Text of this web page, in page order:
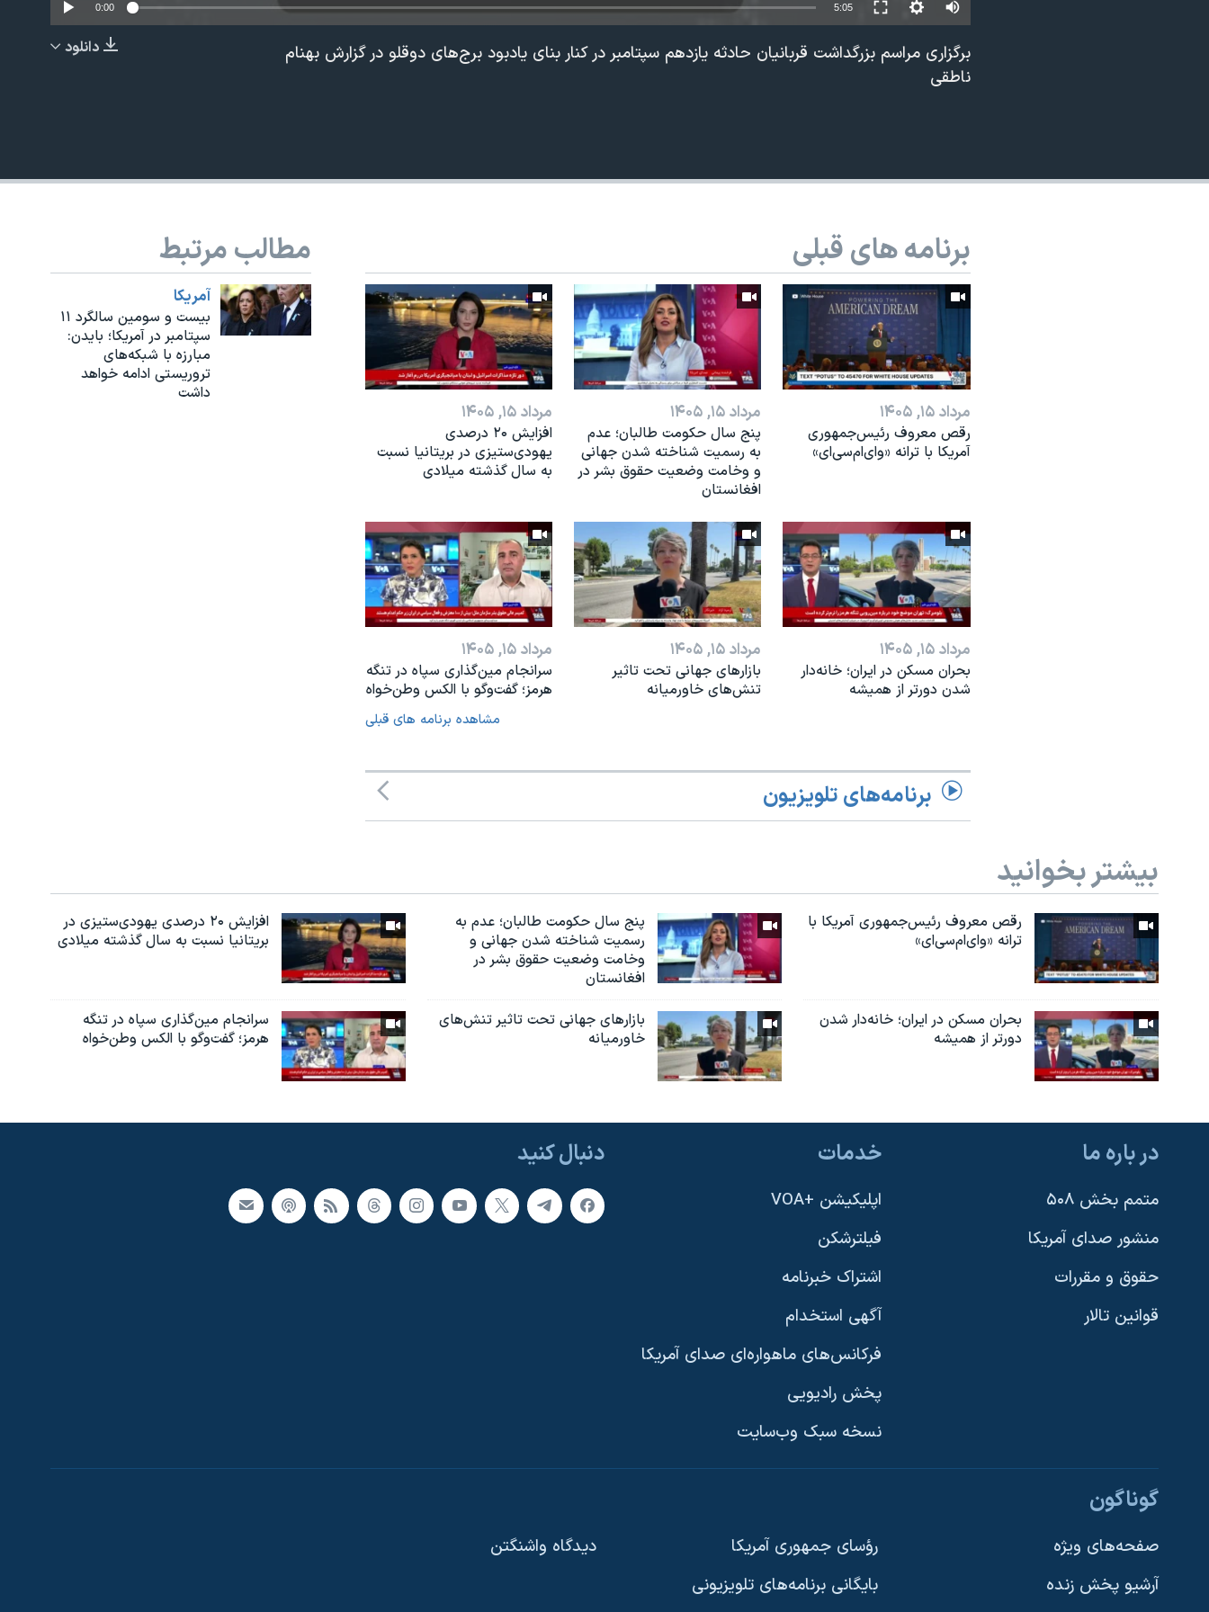
دنبال کنید
زبانهای مختلف
EMBED
0:00 5:05
دانلود
برگزاری مراسم بزرگداشت قربانیان حادثه یازدهم سپتامبر در کنار بنای یادبود برج‌های دوقلو در گزارش بهنام
ناطقی
مطالب مرتبط
آمريکا
بیست و سومین سالگرد ۱۱
سپتامبر در آمریکا؛ بایدن:
مبارزه با شبکه‌های
تروریستی ادامه خواهد
داشت
برنامه های قبلی
مرداد ۱۵, ۱۴۰۵
رقص معروف رئیس‌جمهوری
آمریکا با ترانه «وای‌ام‌سی‌ای»
مرداد ۱۵, ۱۴۰۵
پنج سال حکومت طالبان؛ عدم
به رسمیت شناخته شدن جهانی
و وخامت وضعیت حقوق بشر در
افغانستان
مرداد ۱۵, ۱۴۰۵
افزایش ۲۰ درصدی
یهودی‌ستیزی در بریتانیا نسبت
به سال گذشته میلادی
مرداد ۱۵, ۱۴۰۵
بحران مسکن در ایران؛ خانه‌دار
شدن دورتر از همیشه
مرداد ۱۵, ۱۴۰۵
بازارهای جهانی تحت تاثیر
تنش‌های خاورمیانه
مرداد ۱۵, ۱۴۰۵
سرانجام مین‌گذاری‌ سپاه در تنگه
هرمز؛ گفت‌وگو با الکس وطن‌خواه
مشاهده برنامه های قبلی
برنامه‌های تلویزیون
بیشتر بخوانید
رقص معروف رئیس‌جمهوری آمریکا با
ترانه «وای‌ام‌سی‌ای»
پنج سال حکومت طالبان؛ عدم به
رسمیت شناخته شدن جهانی و
وخامت وضعیت حقوق بشر در
افغانستان
افزایش ۲۰ درصدی یهودی‌ستیزی در
بریتانیا نسبت به سال گذشته میلادی
بحران مسکن در ایران؛ خانه‌دار شدن
دورتر از همیشه
بازارهای جهانی تحت تاثیر تنش‌های
خاورمیانه
سرانجام مین‌گذاری‌ سپاه در تنگه
هرمز؛ گفت‌وگو با الکس وطن‌خواه
دنبال کنید در باره ما
متمم بخش ۵۰۸
منشور صدای آمریکا
حقوق و مقررات
قوانین تالار
خدمات
اپلیکیشن +VOA
فیلترشکن
اشتراک خبرنامه
آگهی استخدام
فرکانس‌های ماهواره‌ای صدای آمریکا
پخش رادیویی
نسخه سبک وب‌سایت
گوناگون
صفحه‌های ویژه
آرشیو پخش زنده
رؤسای جمهوری آمریکا
بایگانی برنامه‌های تلویزیونی
دیدگاه‌ واشنگتن